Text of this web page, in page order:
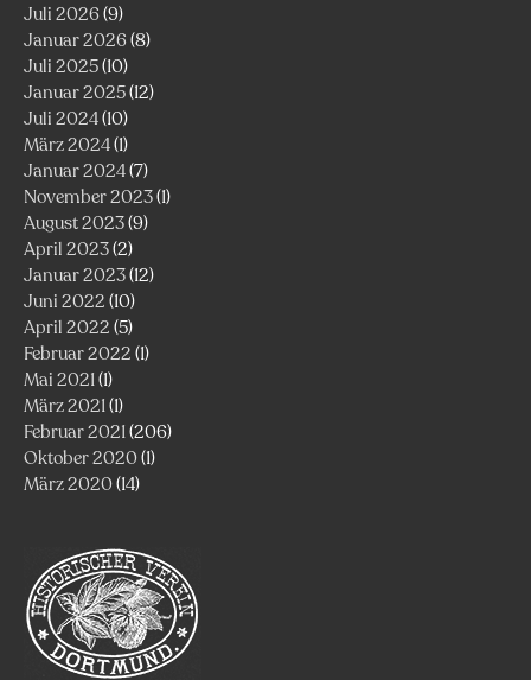
Juli 2026(9)
Januar 2026(8)
Juli 2025(10)
Januar 2025(12)
Juli 2024(10)
März 2024(1)
Januar 2024(7)
November 2023(1)
August 2023(9)
April 2023(2)
Januar 2023(12)
Juni 2022 (10)
April 2022 (5)
Februar 2022 (1)
Mai 2021(1)
März 2021(1)
Februar 2021(206)
Oktober 2020(1)
März 2020(14)